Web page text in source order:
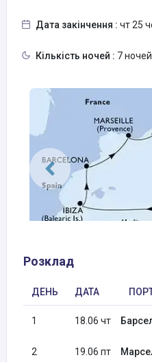
Дата закінчення : чт 25
Кількість ночей : 7 ночей
Розклад
ДЕНЬ ДАТА
1 18.06 чт
2 19.06 пт